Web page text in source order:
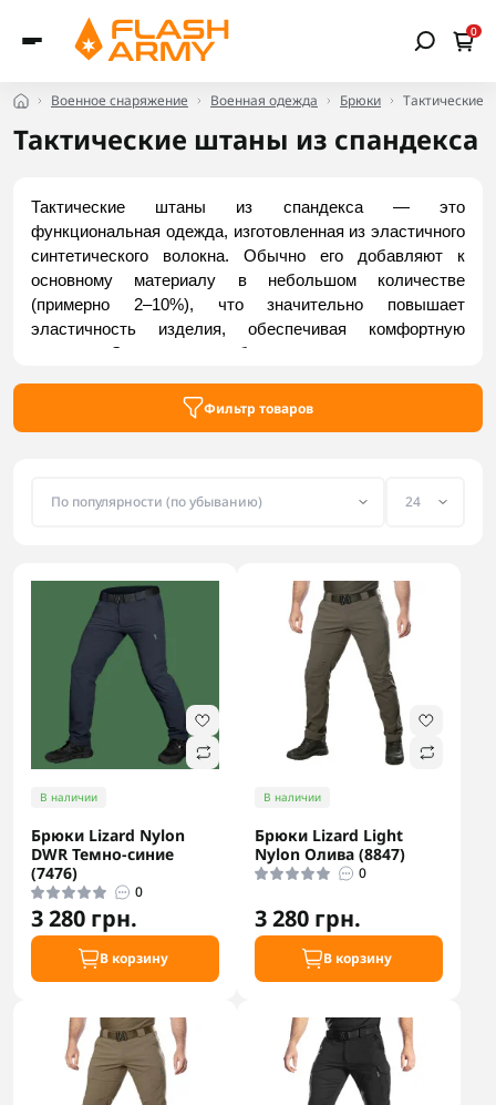
0
Военное снаряжение Военная одежда Брюки Тактические
Тактические штаны из спандекса
Тактические штаны из спандекса — это
функциональная одежда, изготовленная из эластичного
синтетического волокна. Обычно его добавляют к
основному материалу в небольшом количестве
(примерно 2–10%), что значительно повышает
эластичность изделия, обеспечивая комфортную
посадку. Это помогает брюкам дольше сохранять
длительного ношения. Доступные модели тактических
Фильтр товаров
В наличии
Брюки Lizard Nylon
DWR Темно-синие
(7476)
0
3 280 грн.
В корзину
В наличии
Брюки Lizard Light
Nylon Олива (8847)
0
3 280 грн.
В корзину